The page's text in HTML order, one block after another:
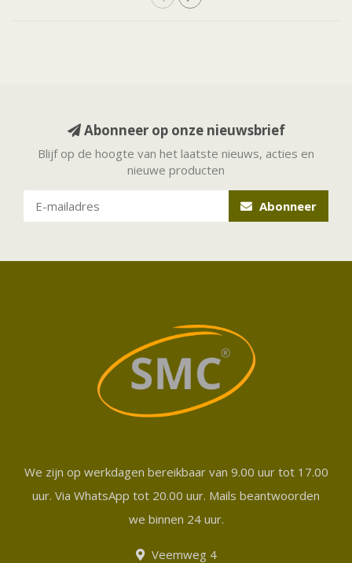
Abonneer op onze nieuwsbrief
Blijf op de hoogte van het laatste nieuws, acties en
nieuwe producten
Abonneer
We zijn op werkdagen bereikbaar van 9.00 uur tot 17.00
uur. Via WhatsApp tot 20.00 uur. Mails beantwoorden
we binnen 24 uur.
Veemweg 4